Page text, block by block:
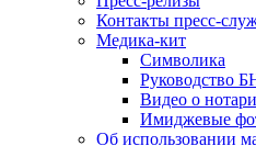
Контакты пресс-
Медика-кит
Символика
Руководство
Видео о
Имиджевые
Об использовании